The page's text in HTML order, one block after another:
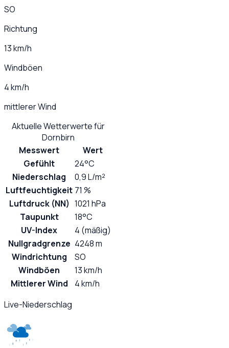
SO
Richtung
13 km/h
Windböen
4 km/h
mittlerer Wind
Aktuelle Wetterwerte für
Dornbirn
Messwert
Wert
Gefühlt
24°C
Niederschlag
0,9 L/m²
Luftfeuchtigkeit 71 %
Luftdruck (NN) 1021 hPa
Taupunkt
18°C
UV-Index
4 (mäßig)
Nullgradgrenze 4248 m
Windrichtung
SO
Windböen
13 km/h
Mittlerer Wind
4 km/h
Live-Niederschlag